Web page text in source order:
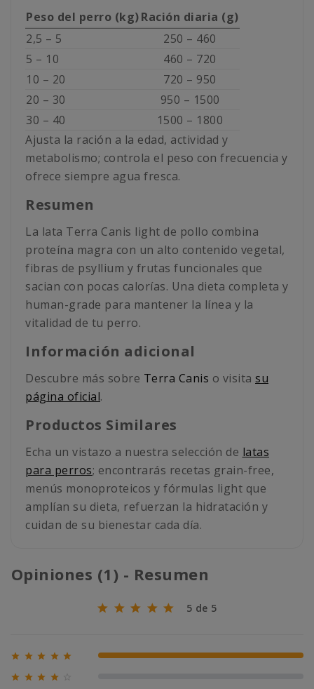
Peso del perro (kg)Ración diaria (g)
2,5 – 5
250 – 460
5 – 10
460 – 720
10 – 20
720 – 950
20 – 30
950 – 1500
30 – 40
1500 – 1800
Ajusta la ración a la edad, actividad y
metabolismo; controla el peso con frecuencia y
ofrece siempre agua fresca.
Resumen
La lata Terra Canis light de pollo combina
proteína magra con un alto contenido vegetal,
fibras de psyllium y frutas funcionales que
sacian con pocas calorías. Una dieta completa y
human-grade para mantener la línea y la
vitalidad de tu perro.
Información adicional
Descubre más sobre Terra Canis o visita su
página oficial.
Productos Similares
Echa un vistazo a nuestra selección de latas
para perros; encontrarás recetas grain-free,
menús monoproteicos y fórmulas light que
amplían su dieta, refuerzan la hidratación y
cuidan de su bienestar cada día.
Opiniones (1) - Resumen
5 de 5
     100% (1)
   